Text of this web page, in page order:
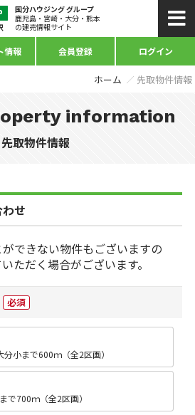
国分ハウジング グループ
鹿児島・宮崎・大分・熊本
の建売情報サイト
情報 会員登録 ログイン
ホーム 先取物件情報
information
先取物件情報
せ
できない物件もございますの
ただく場合がございます。
必須
小まで600ｍ（全2区画）
700ｍ（全2区画）